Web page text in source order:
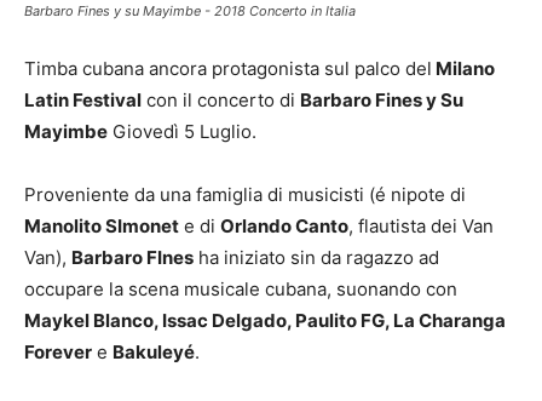
Barbaro Fines y su Mayimbe - 2018 Concerto in Italia
Timba cubana ancora protagonista sul palco del Milano
Latin Festival con il concerto di Barbaro Fines y Su
Mayimbe Giovedì 5 Luglio.
Proveniente da una famiglia di musicisti (é nipote di
Manolito SImonet e di Orlando Canto, flautista dei Van
Van), Barbaro FInes ha iniziato sin da ragazzo ad
occupare la scena musicale cubana, suonando con
Maykel Blanco, Issac Delgado, Paulito FG, La Charanga
Forever e Bakuleyé.